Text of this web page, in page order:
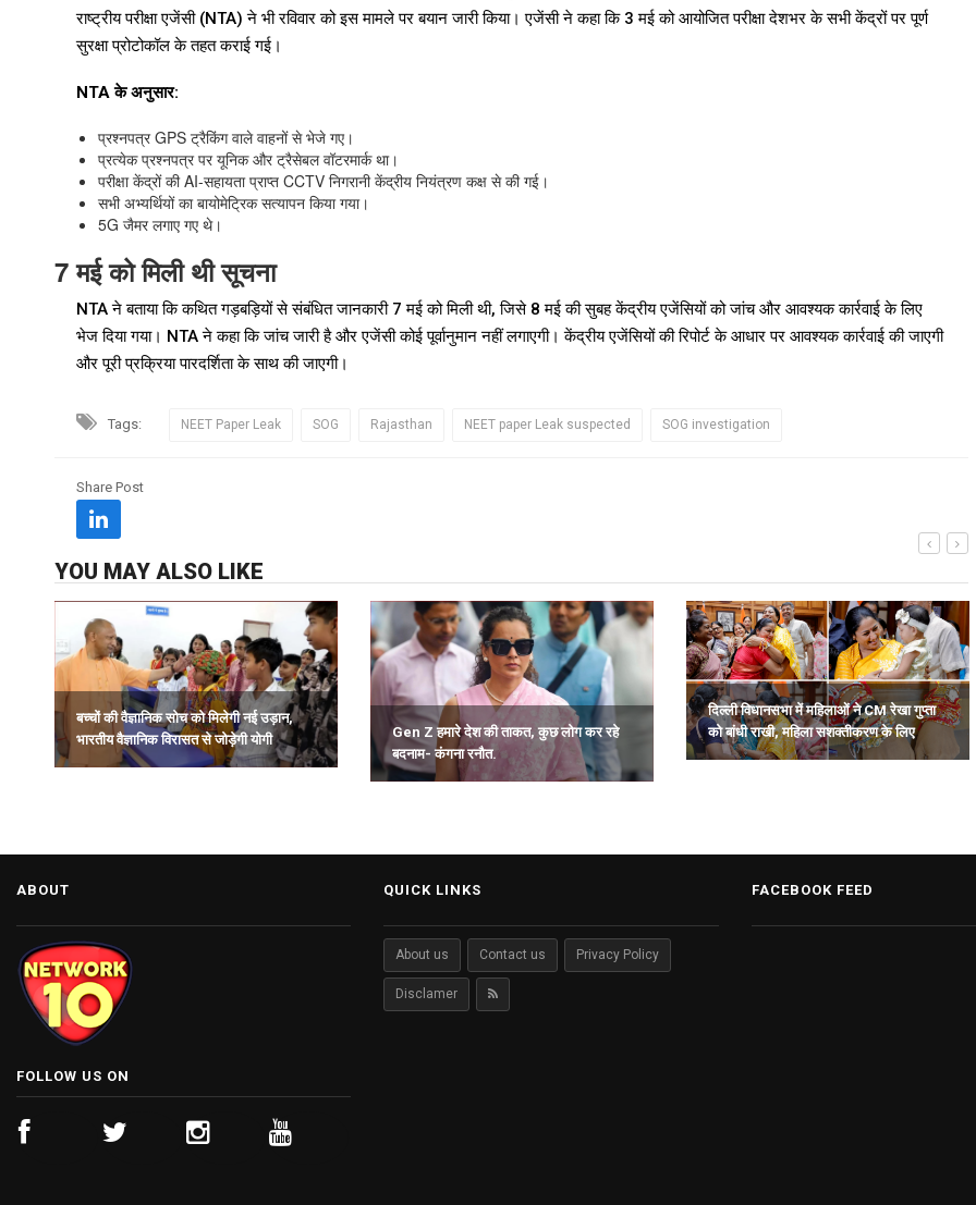
राष्ट्रीय परीक्षा एजेंसी (NTA) ने भी रविवार को इस मामले पर बयान जारी किया। एजेंसी ने कहा कि 3 मई को आयोजित परीक्षा देशभर के सभी केंद्रों पर पूर्ण
सुरक्षा प्रोटोकॉल के तहत कराई गई।
NTA के अनुसार:
प्रश्नपत्र GPS ट्रैकिंग वाले वाहनों से भेजे गए।
प्रत्येक प्रश्नपत्र पर यूनिक और ट्रैसेबल वॉटरमार्क था।
परीक्षा केंद्रों की AI-सहायता प्राप्त CCTV निगरानी केंद्रीय नियंत्रण कक्ष से की गई।
सभी अभ्यर्थियों का बायोमेट्रिक सत्यापन किया गया।
5G जैमर लगाए गए थे।
7 मई को मिली थी सूचना
NTA ने बताया कि कथित गड़बड़ियों से संबंधित जानकारी 7 मई को मिली थी, जिसे 8 मई की सुबह केंद्रीय एजेंसियों को जांच और आवश्यक कार्रवाई के लिए
भेज दिया गया। NTA ने कहा कि जांच जारी है और एजेंसी कोई पूर्वानुमान नहीं लगाएगी। केंद्रीय एजेंसियों की रिपोर्ट के आधार पर आवश्यक कार्रवाई की जाएगी
और पूरी प्रक्रिया पारदर्शिता के साथ की जाएगी।
Tags: NEET Paper Leak SOG Rajasthan NEET paper Leak suspected SOG investigation
Share Post
YOU MAY ALSO LIKE
बच्चों की वैज्ञानिक सोच को मिलेगी नई उड़ान,
भारतीय वैज्ञानिक विरासत से जोड़ेगी योगी
सरकार.
Gen Z हमारे देश की ताकत, कुछ लोग कर रहे
बदनाम- कंगना रनौत.
दिल्ली विधानसभा में महिलाओं ने CM रेखा गुप्ता
को बांधी राखी, महिला सशक्तीकरण के लिए
जताया आभार.
ABOUT
FOLLOW US ON
QUICK LINKS
About us Contact us Privacy Policy
Disclamer
FACEBOOK FEED